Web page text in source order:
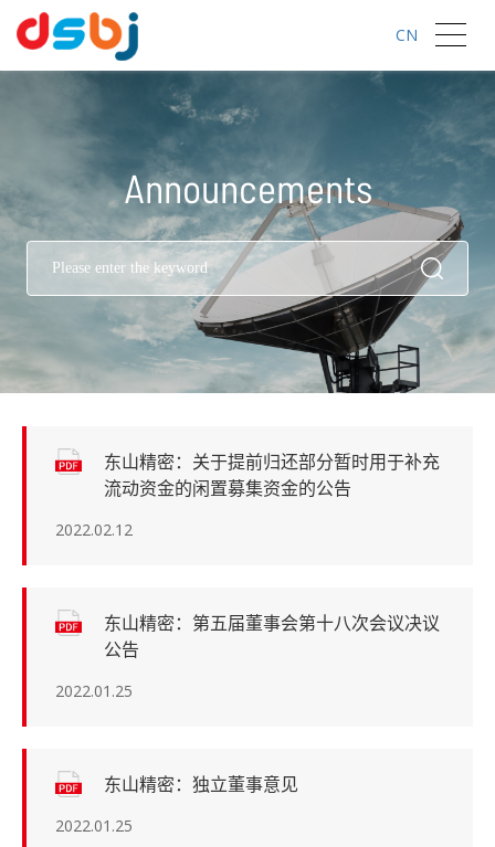
CN
Announcements
东山精密：关于提前归还部分暂时用于补充
流动资金的闲置募集资金的公告
2022.02.12
东山精密：第五届董事会第十八次会议决议
公告
2022.01.25
东山精密：独立董事意见
2022.01.25